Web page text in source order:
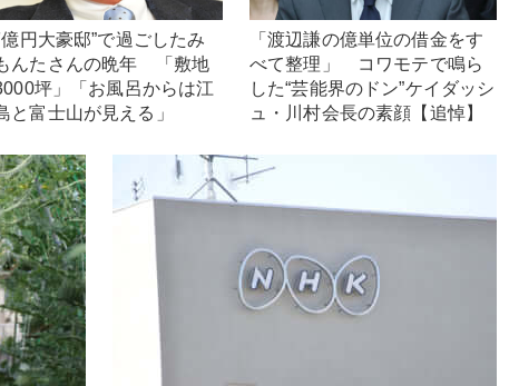
億円大豪邸”で過ごしたみ
んたさんの晩年 「敷地
坪」「お風呂からは江
と富士山が見える」
「渡辺謙の億単位の借金をす
べて整理」 コワモテで鳴ら
した“芸能界のドン”ケイダッシ
ュ・川村会長の素顔【追悼】